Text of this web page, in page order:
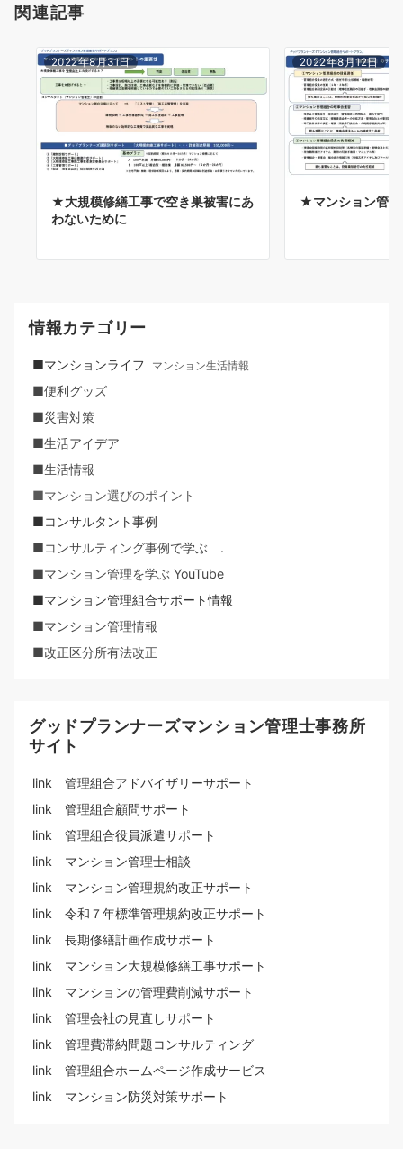
関連記事
2022年8月31日
★大規模修繕工事で空き巣被害にあ
わないために
2022年8月12日
★マンション管
情報カテゴリー
■マンションライフ マンション生活情報
■便利グッズ
■災害対策
■生活アイデア
■生活情報
■マンション選びのポイント
■コンサルタント事例
■コンサルティング事例で学ぶ .
■マンション管理を学ぶ YouTube
■マンション管理組合サポート情報
■マンション管理情報
■改正区分所有法改正
グッドプランナーズマンション管理士事務所
サイト
link 管理組合アドバイザリーサポート
link 管理組合顧問サポート
link 管理組合役員派遣サポート
link マンション管理士相談
link マンション管理規約改正サポート
link 令和７年標準管理規約改正サポート
link 長期修繕計画作成サポート
link マンション大規模修繕工事サポート
link マンションの管理費削減サポート
link 管理会社の見直しサポート
link 管理費滞納問題コンサルティング
link 管理組合ホームページ作成サービス
link マンション防災対策サポート